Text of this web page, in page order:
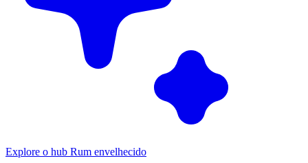
Explore o hub Rum envelhecido